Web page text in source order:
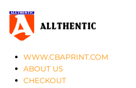
Skip
the
Allthentic
WWW.CBAPRINT.COM
ABOUT US
CHECKOUT